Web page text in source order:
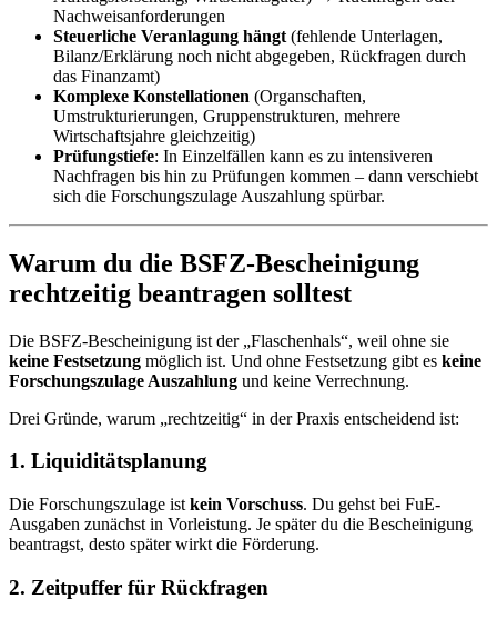
Nachweisanforderungen
Steuerliche Veranlagung hängt (fehlende Unterlagen,
Bilanz/Erklärung noch nicht abgegeben, Rückfragen durch
das Finanzamt)
Komplexe Konstellationen (Organschaften,
Umstrukturierungen, Gruppenstrukturen, mehrere
Wirtschaftsjahre gleichzeitig)
Prüfungstiefe: In Einzelfällen kann es zu intensiveren
Nachfragen bis hin zu Prüfungen kommen – dann verschiebt
sich die Forschungszulage Auszahlung spürbar.
Warum du die BSFZ-Bescheinigung
rechtzeitig beantragen solltest
Die BSFZ-Bescheinigung ist der „Flaschenhals“, weil ohne sie
keine Festsetzung möglich ist. Und ohne Festsetzung gibt es keine
Forschungszulage Auszahlung und keine Verrechnung.
Drei Gründe, warum „rechtzeitig“ in der Praxis entscheidend ist:
1. Liquiditätsplanung
Die Forschungszulage ist kein Vorschuss. Du gehst bei FuE-
Ausgaben zunächst in Vorleistung. Je später du die Bescheinigung
beantragst, desto später wirkt die Förderung.
2. Zeitpuffer für Rückfragen